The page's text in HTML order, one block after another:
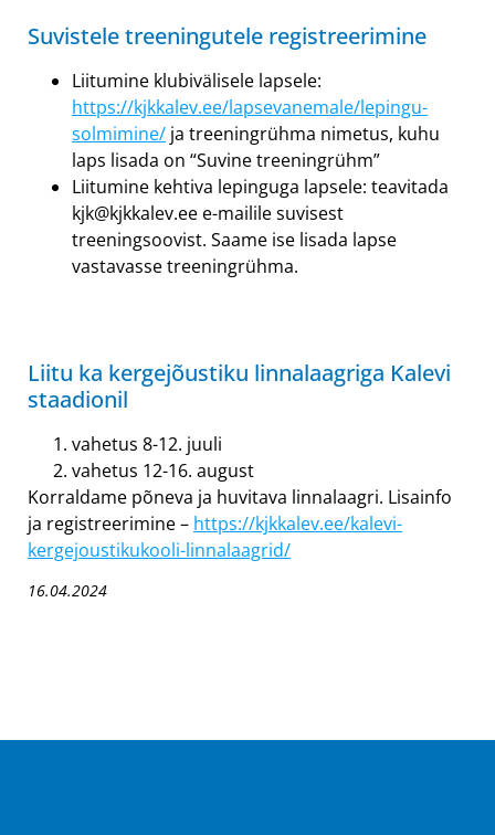
Suvistele treeningutele registreerimine
Liitumine klubivälisele lapsele:
https://kjkkalev.ee/lapsevanemale/lepingu-
solmimine/ ja treeningrühma nimetus, kuhu
laps lisada on “Suvine treeningrühm”
Liitumine kehtiva lepinguga lapsele: teavitada
kjk@kjkkalev.ee e-mailile suvisest
treeningsoovist. Saame ise lisada lapse
vastavasse treeningrühma.
Liitu ka kergejõustiku linnalaagriga Kalevi
staadionil
vahetus 8-12. juuli
vahetus 12-16. august
Korraldame põneva ja huvitava linnalaagri. Lisainfo
ja registreerimine – https://kjkkalev.ee/kalevi-
kergejoustikukooli-linnalaagrid/
16.04.2024